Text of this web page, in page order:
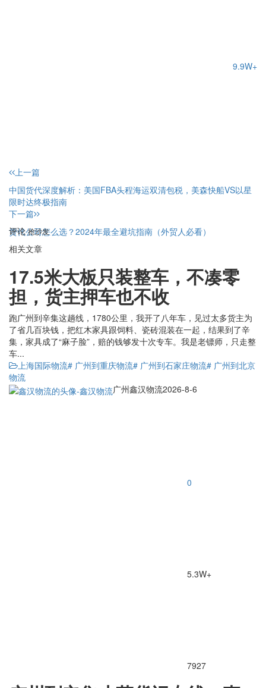
9.9W+
上一篇
中国货代深度解析：美国FBA头程海运双清包税，美森快船VS以星
限时达终极指南
下一篇
货代公司怎么选？2024年最全避坑指南（外贸人必看）
评论抢沙发
相关文章
17.5米大板只装整车，不凑零
担，货主押车也不收
跑广州到辛集这趟线，1780公里，我开了八年车，见过太多货主为
了省几百块钱，把红木家具跟饲料、瓷砖混装在一起，结果到了辛
集，家具成了“麻子脸”，赔的钱够发十次专车。我是老镖师，只走整
车...
上海国际物流# 广州到重庆物流# 广州到石家庄物流# 广州到北京
物流
广州鑫汉物流2026-8-6
0
5.3W+
7927